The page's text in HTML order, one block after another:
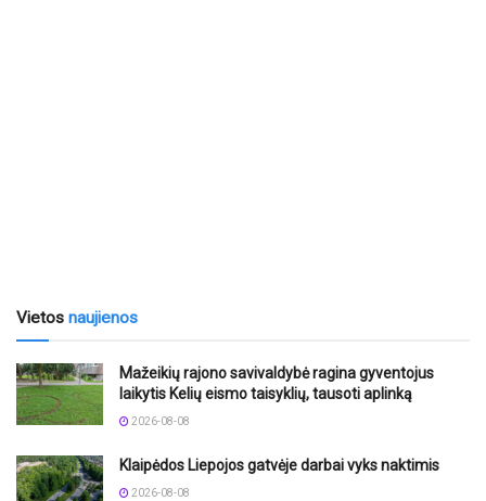
Vietos naujienos
Mažeikių rajono savivaldybė ragina gyventojus
laikytis Kelių eismo taisyklių, tausoti aplinką
2026-08-08
Klaipėdos Liepojos gatvėje darbai vyks naktimis
2026-08-08